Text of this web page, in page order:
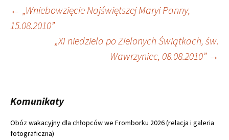
Nawigacja
wpisu
← „Wniebowzięcie Najświętszej Maryi Panny,
15.08.2010”
„XI niedziela po Zielonych Świątkach, św.
Wawrzyniec, 08.08.2010” →
Komunikaty
Obóz wakacyjny dla chłopców we Fromborku 2026 (relacja i galeria
fotograficzna)